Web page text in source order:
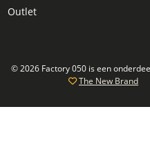
Outlet
© 2026 Factory 050 is een
The New Brand